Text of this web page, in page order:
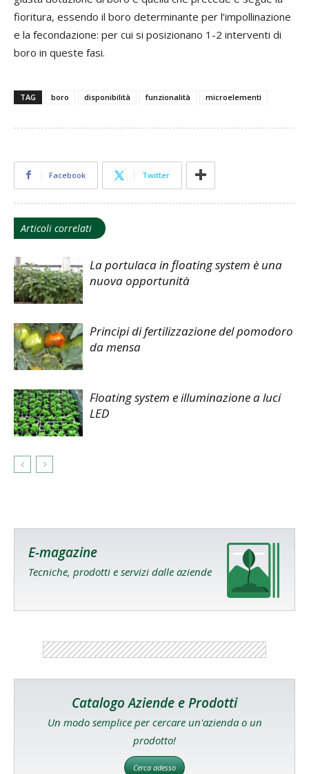
fioritura, essendo il boro determinante per l’impollinazione
e la fecondazione: per cui si posizionano 1-2 interventi di
boro in queste fasi.
TAG boro disponibilità funzionalità microelementi
Facebook Twitter
Articoli correlati
La portulaca in floating system è una
nuova opportunità
Principi di fertilizzazione del pomodoro
da mensa
Floating system e illuminazione a luci
LED
E-magazine
Tecniche, prodotti e servizi dalle aziende
Catalogo Aziende e Prodotti
Un modo semplice per cercare un'azienda o un
prodotto!
Cerca adesso